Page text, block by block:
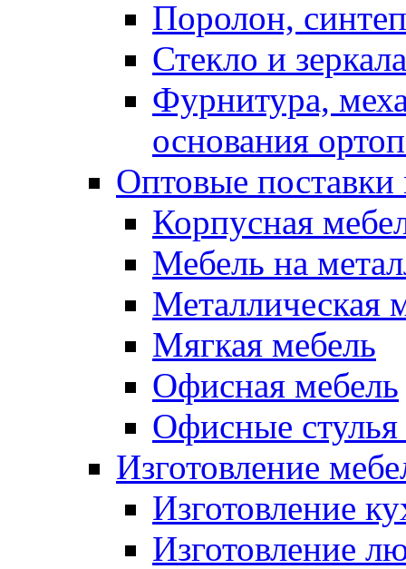
Поролон,
Стекло и зеркала
Фурнитура,
основания
Оптовые поставки
Корпусная
Мебель на
Металлическая
Мягкая мебель
Офисная мебель
Офисные стулья
Изготовление
Изготовление
Изготовление